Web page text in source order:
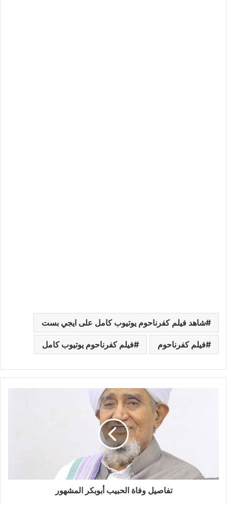
شاهد فيلم كفرناحوم يوتيوب كامل على ايجي بست
فيلم كفرناحوم فيلم كفرناحوم يوتيوب كامل
تفاصيل وفاة الحبيب أبوبكر المشهور